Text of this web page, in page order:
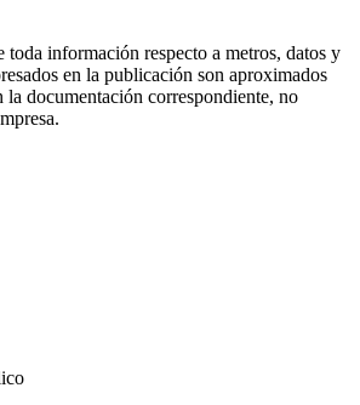
toda información respecto a metros, datos y
en la publicación son aproximados
la documentación correspondiente, no